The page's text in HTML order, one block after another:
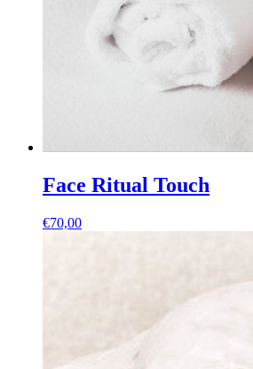
Face Ritual Touch
€70,00